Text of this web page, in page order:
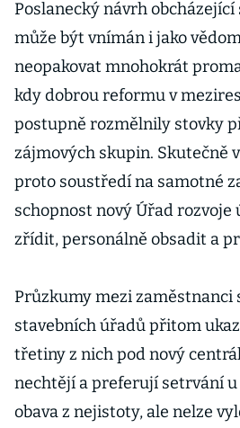
Poslanecký návrh
může být vnímán i jako
neopakovat mnohokrát
kdy dobrou reformu v
postupně rozmělnily stovky
zájmových skupin. Skutečně
proto soustředí na samotné
schopnost nový Úřad rozvoje
zřídit, personálně obsadit a
Průzkumy mezi zaměstnanci
stavebních úřadů přitom
třetiny z nich pod nový
nechtějí a preferují setrvání u
obava z nejistoty, ale nelze